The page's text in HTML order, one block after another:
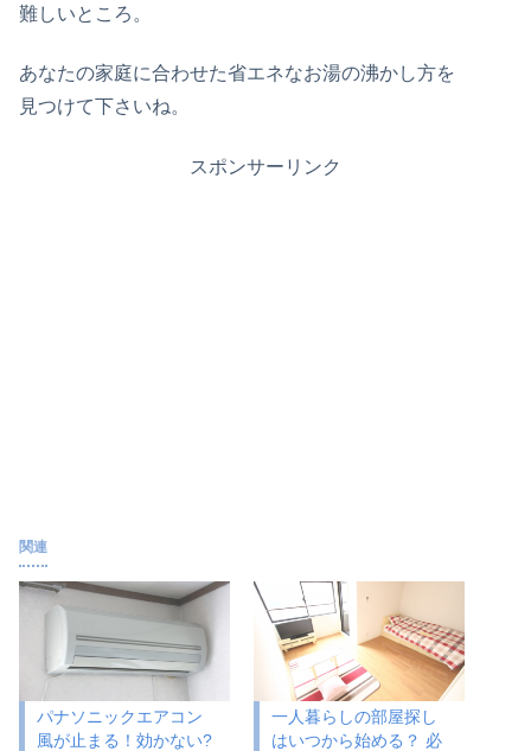
難しいところ。
あなたの家庭に合わせた省エネなお湯の沸かし方を
見つけて下さいね。
スポンサーリンク
関連
パナソニックエアコン
風が止まる！効かない?
一人暮らしの部屋探し
はいつから始める？ 必